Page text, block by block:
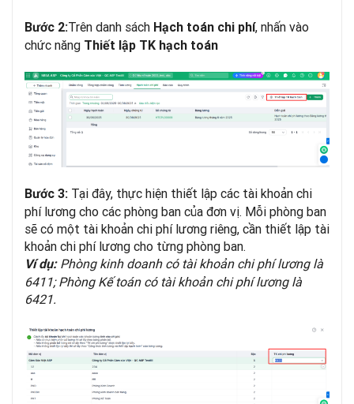
Bước 2:Trên danh sách Hạch toán chi phí, nhấn vào
chức năng Thiết lập TK hạch toán
Bước 3: Tại đây, thực hiện thiết lập các tài khoản chi
phí lương cho các phòng ban của đơn vị. Mỗi phòng ban
sẽ có một tài khoản chi phí lương riêng, cần thiết lập tài
khoản chi phí lương cho từng phòng ban.
Ví dụ:Phòng kinh doanh có tài khoản chi phí lương là
6411; Phòng Kế toán có tài khoản chi phí lương là
6421.